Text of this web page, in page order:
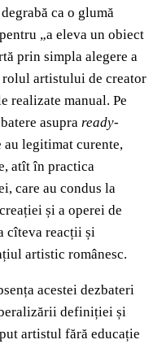
ca o glumă
„a eleva un obiect
prin simpla alegere a
rolul artistului de creator
realizate manual. Pe
asupra ready-
au legitimat curente,
atît în practica
care au condus la
și a operei de
cîteva reacții și
artistic românesc.
acestei dezbateri
definiției și
artistul fără educație